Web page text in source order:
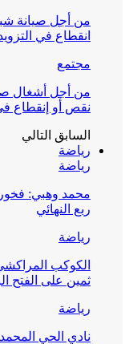
من أجل صيانة
انقطاع في
مجتمع
من أجل أشغال
نقص أو إنقطاع
السابق التالي
رياضة
رياضة
محمد وهبي:
ربع النهائي
رياضة
الكوكب
ثمين على الفتح
رياضة
نادي الحي